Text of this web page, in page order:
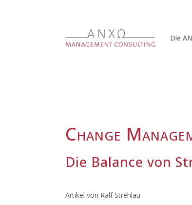
Die
Change
Die Balance von
Artikel von Ralf Strehlau